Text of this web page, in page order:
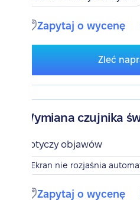
Zapytaj o wycenę
Zleć
Wymiana czujnika
Dotyczy objawów
Ekran nie rozjaśnia
Zapytaj o wycenę